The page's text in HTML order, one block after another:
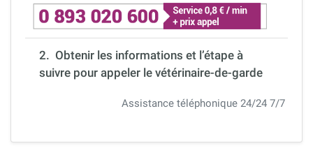
2. Obtenir les informations et l’étape à
suivre pour appeler le vétérinaire-de-garde
Assistance téléphonique 24/24 7/7